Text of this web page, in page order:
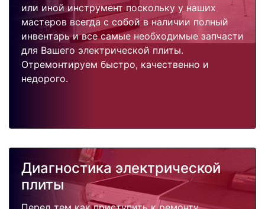
или иной инструмент поскольку у наших
мастеров всегда с собой в наличии полный
инвентарь и все самые необходимые запчасти
для Вашего электрической плиты.
Отремонтируем быстро, качественно и
недорого.
Диагностика электрической
плиты